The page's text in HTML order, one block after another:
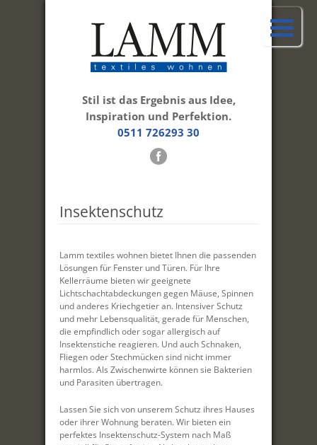
Stil ist das Ergebnis aus Idee,
Inspiration und Perfektion.
0511 726293 30
Insektenschutz
Lamm textiles wohnen bietet Ihnen die passenden
Lösungen für Fenster und Türen. Für Ihre
Kellerräume bieten wir geeignete
Lichtschachtabdeckungen gegen Mäuse, Spinnen
und anderes Kriechgetier an. Intensiver Schutz
und mehr Lebensqualität, gerade für Menschen,
die empfindlich oder sogar allergisch auf
Insektenstiche reagieren. Und auch Schnaken,
Fliegen oder Stechmücken sind nicht immer
harmlos. Als Zwischenwirte können sie Bakterien
und Parasiten übertragen.
Lassen Sie sich von unserem Schutz ihres Hauses
oder ihrer Wohnung beraten. Wir bieten ein
perfektes Insektenschutz-System nach Maß